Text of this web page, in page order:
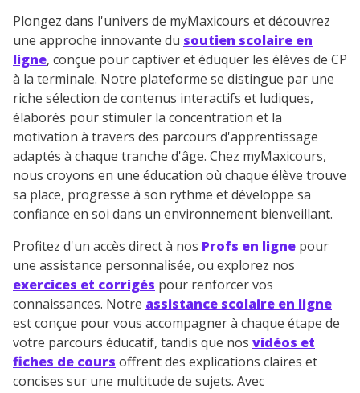
Plongez dans l'univers de myMaxicours et découvrez
une approche innovante du soutien scolaire en
ligne, conçue pour captiver et éduquer les élèves de CP
à la terminale. Notre plateforme se distingue par une
riche sélection de contenus interactifs et ludiques,
élaborés pour stimuler la concentration et la
motivation à travers des parcours d'apprentissage
adaptés à chaque tranche d'âge. Chez myMaxicours,
nous croyons en une éducation où chaque élève trouve
sa place, progresse à son rythme et développe sa
confiance en soi dans un environnement bienveillant.
Profitez d'un accès direct à nos Profs en ligne pour
une assistance personnalisée, ou explorez nos
exercices et corrigés pour renforcer vos
connaissances. Notre assistance scolaire en ligne
est conçue pour vous accompagner à chaque étape de
votre parcours éducatif, tandis que nos vidéos et
fiches de cours offrent des explications claires et
concises sur une multitude de sujets. Avec